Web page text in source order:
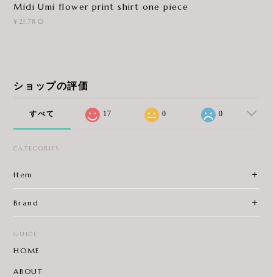
Midi Umi flower print shirt one piece
¥21,780
ショップの評価
すべて 17 0 0
CATEGORIES
Item
Brand
GUIDE
HOME
ABOUT